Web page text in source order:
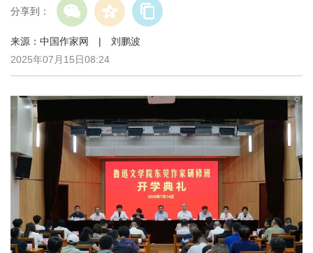
分享到：
来源：中国作家网 | 刘鹏波
2025年07月15日08:24